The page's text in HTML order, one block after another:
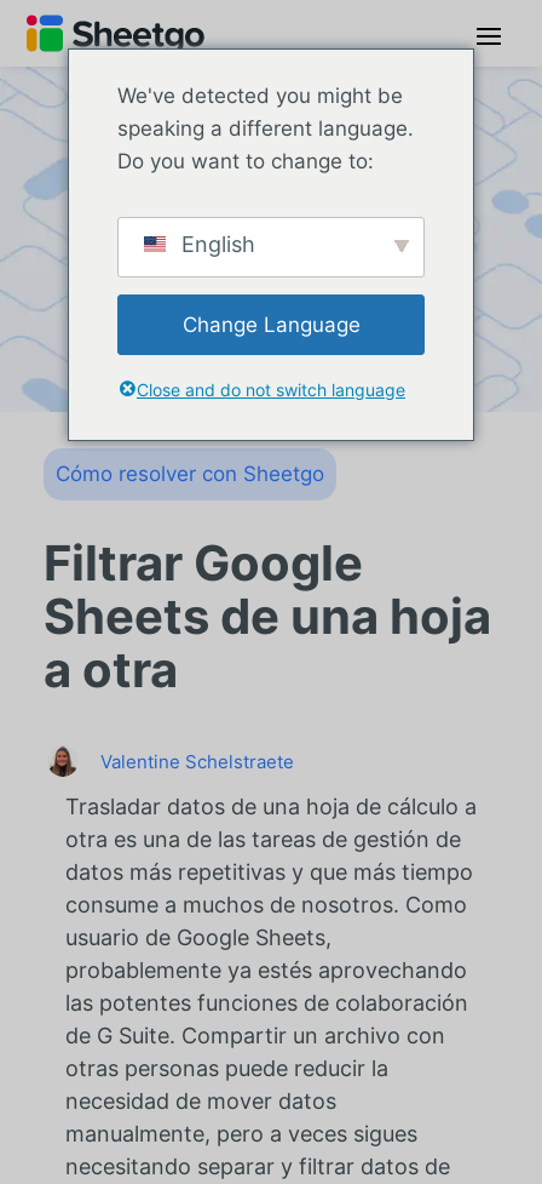
Cómo resolver con Sheetgo
Filtrar Google
Sheets de una hoja
a otra
Valentine Schelstraete
Trasladar datos de una hoja de cálculo a
otra es una de las tareas de gestión de
datos más repetitivas y que más tiempo
consume a muchos de nosotros. Como
usuario de Google Sheets,
probablemente ya estés aprovechando
las potentes funciones de colaboración
de G Suite. Compartir un archivo con
otras personas puede reducir la
necesidad de mover datos
manualmente, pero a veces sigues
necesitando separar y filtrar datos de
We've detected you might be
speaking a different language.
Do you want to change to:
English
Change Language
Close and do not switch language